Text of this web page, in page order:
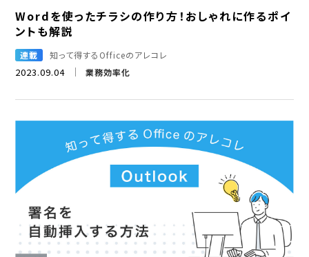
Wordを使ったチラシの作り方！おしゃれに作るポイ
ントも解説
2023.09.04 業務効率化
連載 知って得するOfficeのアレコレ